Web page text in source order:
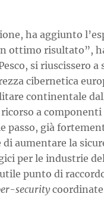
ha aggiunto
ottimo risultato”,
si riuscissero a
cibernetica
continentale
a
passo, già
aumentare la
per le industrie
punto di
securitycoordinate